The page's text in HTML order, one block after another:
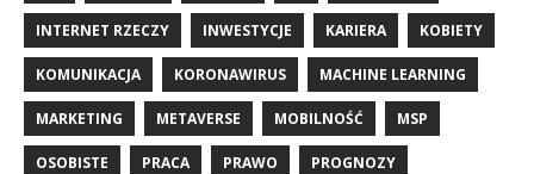
INTERNET RZECZY INWESTYCJE KARIERA KOBIETY
KOMUNIKACJA KORONAWIRUS MACHINE LEARNING
MARKETING METAVERSE MOBILNOŚĆ MSP
OSOBISTE PRACA PRAWO PROGNOZY